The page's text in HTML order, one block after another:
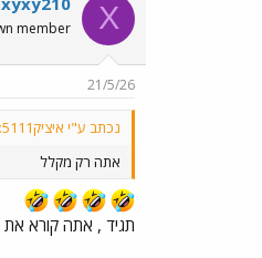
עבורך איזה מגבית ?
X
member
21/5/26
נכתב ע"י איציק5111:
אתה רק מקלל
תגיד , אתה קורא